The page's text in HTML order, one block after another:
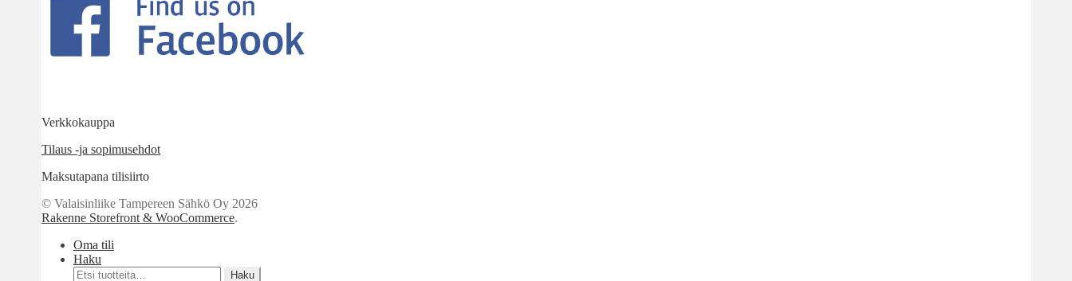
Verkkokauppa
Tilaus -ja sopimusehdot
Maksutapana tilisiirto
© Valaisinliike Tampereen Sähkö Oy 2026
Rakenne Storefront & WooCommerce.
Oma tili
Haku
Etsi:
Haku